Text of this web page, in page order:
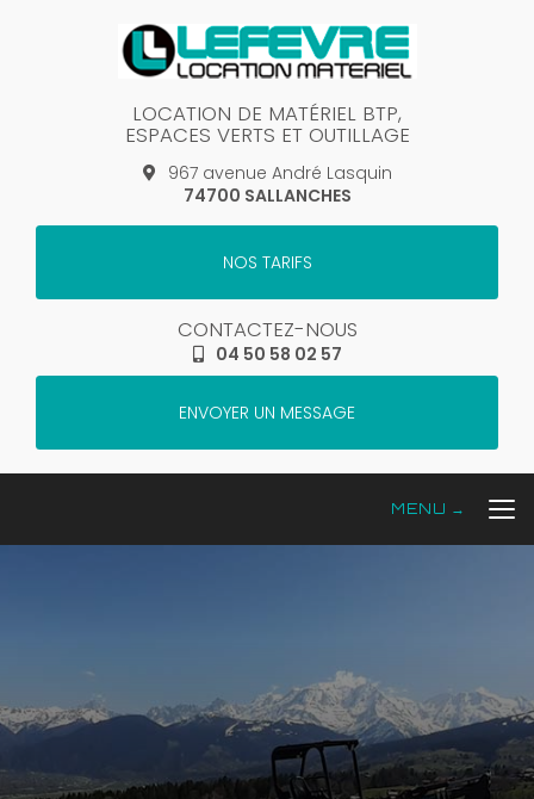
LOCATION DE MATÉRIEL BTP,
ESPACES VERTS ET OUTILLAGE
967 avenue André Lasquin
74700 SALLANCHES
NOS TARIFS
CONTACTEZ-NOUS
04 50 58 02 57
ENVOYER UN MESSAGE